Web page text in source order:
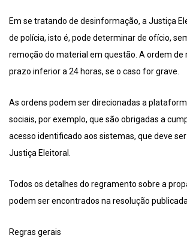
Em se tratando de desinformação, a Justiça
de polícia, isto é, pode determinar de ofício,
remoção do material em questão. A ordem de
prazo inferior a 24 horas, se o caso for grave.
As ordens podem ser direcionadas a
sociais, por exemplo, que são obrigadas a
acesso identificado aos sistemas, que deve
Justiça Eleitoral.
Todos os detalhes do regramento sobre a
podem ser encontrados na resolução
Regras gerais